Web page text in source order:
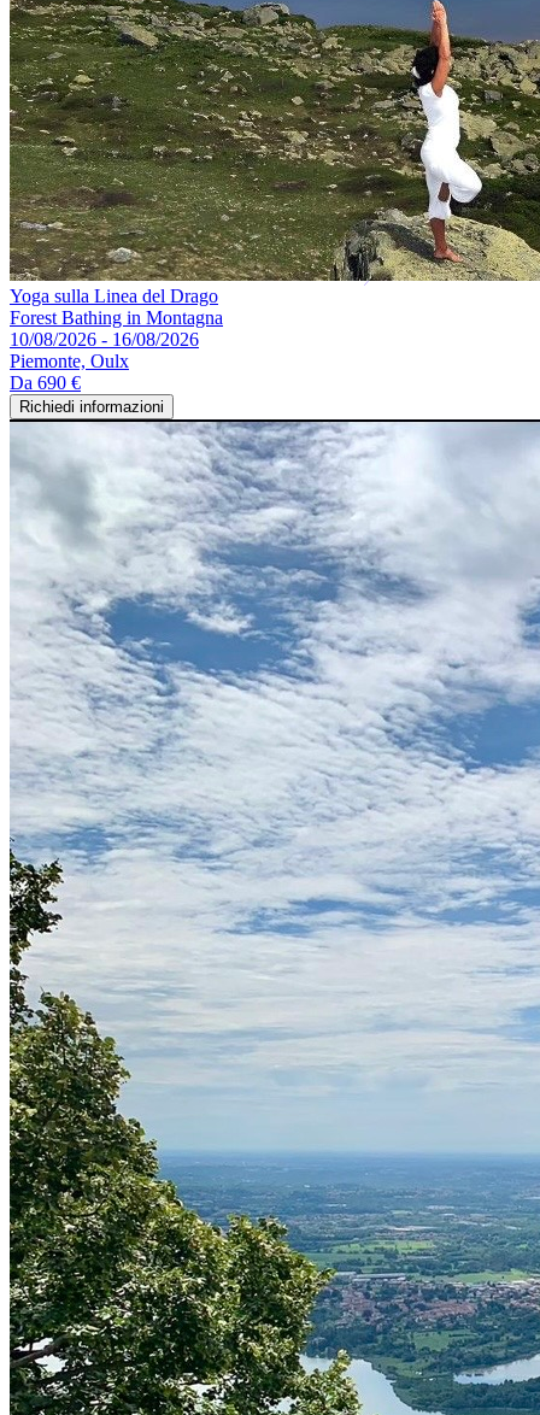
Yoga sulla Linea del Drago
Forest Bathing in Montagna
10/08/2026 - 16/08/2026
Piemonte, Oulx
Da 690 €
Richiedi informazioni